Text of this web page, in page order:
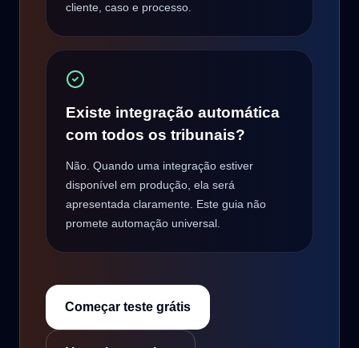
cliente, caso e processo.
Existe integração automática
com todos os tribunais?
Não. Quando uma integração estiver
disponível em produção, ela será
apresentada claramente. Este guia não
promete automação universal.
Começar teste grátis